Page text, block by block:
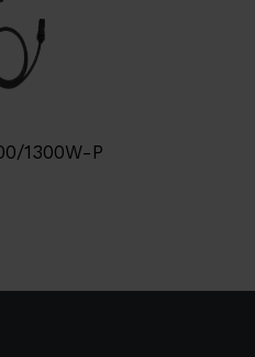
1300W-P